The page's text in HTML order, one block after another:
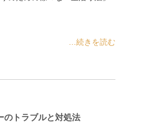
...続きを読む
のトラブルと対処法